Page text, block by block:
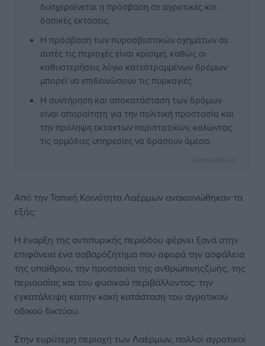
δυσχεραίνεται η πρόσβαση σε αγροτικές και
δασικές εκτάσεις.
Η πρόσβαση των πυροσβεστικών οχημάτων σε
αυτές τις περιοχές είναι κρίσιμη, καθώς οι
καθυστερήσεις λόγω κατεστραμμένων δρόμων
μπορεί να επιδεινώσουν τις πυρκαγιές.
Η συντήρηση και αποκατάσταση των δρόμων
είναι απαραίτητη για την πολιτική προστασία και
την πρόληψη εκτάκτων περιστατικών, καλώντας
τις αρμόδιες υπηρεσίες να δράσουν άμεσα.
Από την Τοπική Κοινότητα Λαέρμων ανακοινώθηκαν τα
εξής:
Η έναρξη της αντιπυρικής περιόδου φέρνει ξανά στην
επιφάνεια ένα σοβαρόζήτημα που αφορά την ασφάλεια
της υπαίθρου, την προστασία της ανθρώπινηςζωής, της
περιουσίας και του φυσικού περιβάλλοντος: την
εγκατάλειψη καιτην κακή κατάσταση του αγροτικού
οδικού δικτύου.
Στην ευρύτερη περιοχή των Λαέρμων, πολλοί αγροτικοί